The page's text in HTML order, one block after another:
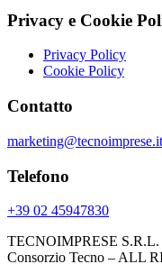
Privacy e Cookie
Privacy Policy
Cookie Policy
Contatto
marketing@tecnoimprese.it
Telefono
+39 02 45947830
TECNOIMPRESE
Consorzio Tecno – ALL